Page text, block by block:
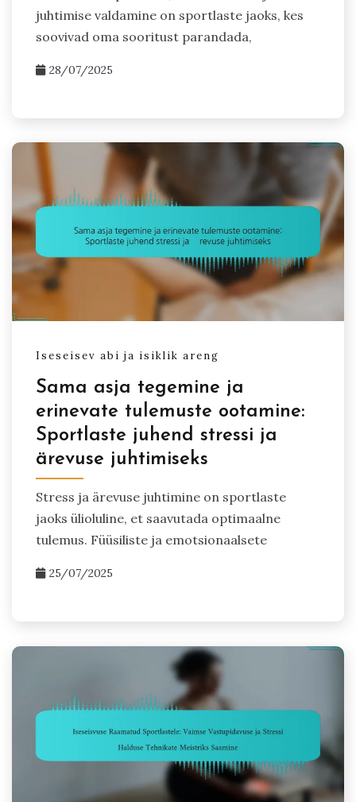
juhtimise valdamine on sportlaste jaoks, kes
soovivad oma sooritust parandada,
28/07/2025
Iseseisev abi ja isiklik areng
Sama asja tegemine ja
erinevate tulemuste ootamine:
Sportlaste juhend stressi ja
ärevuse juhtimiseks
Stress ja ärevuse juhtimine on sportlaste
jaoks ülioluline, et saavutada optimaalne
tulemus. Füüsiliste ja emotsionaalsete
25/07/2025